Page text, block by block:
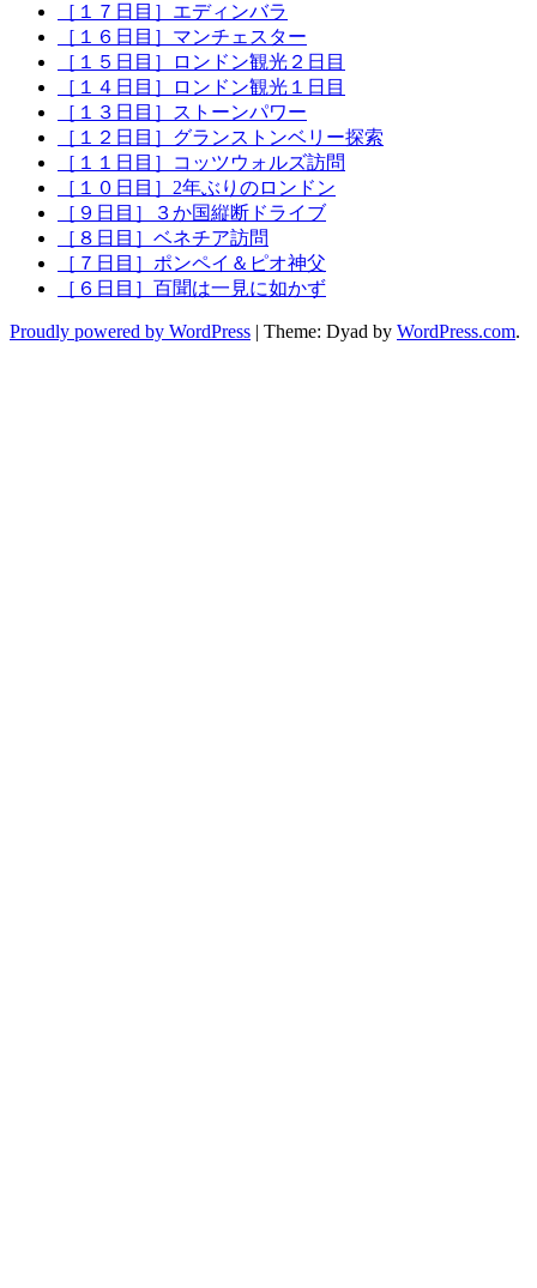
［１７日目］エディンバラ
［１６日目］マンチェスター
［１５日目］ロンドン観光２日目
［１４日目］ロンドン観光１日目
［１３日目］ストーンパワー
［１２日目］グランストンベリー探索
［１１日目］コッツウォルズ訪問
［１０日目］2年ぶりのロンドン
［９日目］３か国縦断ドライブ
［８日目］ベネチア訪問
［７日目］ポンペイ＆ピオ神父
［６日目］百聞は一見に如かず
Proudly powered by WordPress | Theme: Dyad by WordPress.com.